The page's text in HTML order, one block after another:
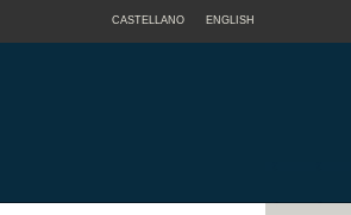
CASTELLANO ENGLISH